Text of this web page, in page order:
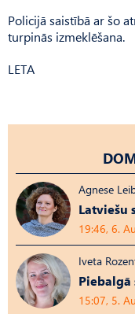
Policijā saistībā ar šo
turpinās izmeklēšana.
LETA
Agnese
Latviešu
19:46, 6.
Iveta
Piebalgā
15:07, 5.